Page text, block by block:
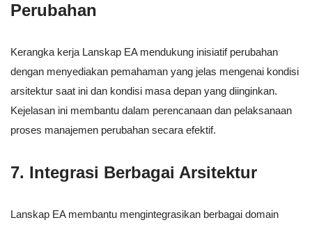
Perubahan
Kerangka kerja Lanskap EA mendukung inisiatif perubahan
dengan menyediakan pemahaman yang jelas mengenai kondisi
arsitektur saat ini dan kondisi masa depan yang diinginkan.
Kejelasan ini membantu dalam perencanaan dan pelaksanaan
proses manajemen perubahan secara efektif.
7. Integrasi Berbagai Arsitektur
Lanskap EA membantu mengintegrasikan berbagai domain